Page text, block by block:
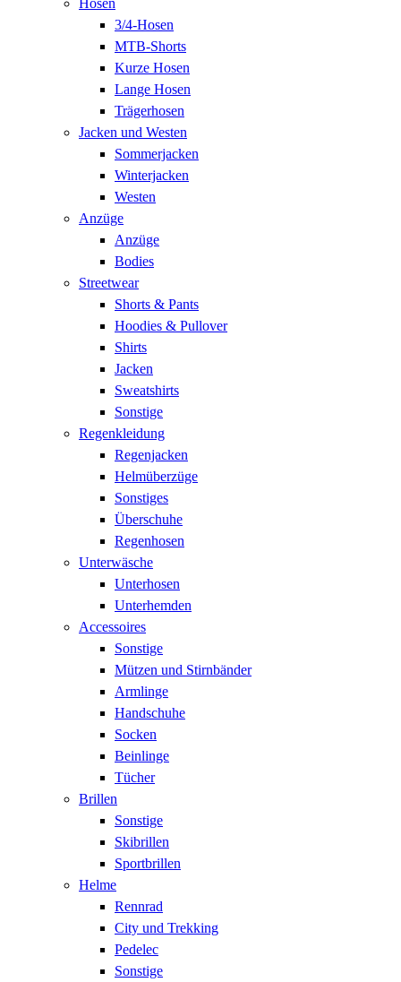
3/4-Hosen
MTB-Shorts
Kurze Hosen
Lange Hosen
Trägerhosen
Jacken und Westen
Sommerjacken
Winterjacken
Westen
Anzüge
Anzüge
Bodies
Streetwear
Shorts & Pants
Hoodies & Pullover
Shirts
Jacken
Sweatshirts
Sonstige
Regenkleidung
Regenjacken
Helmüberzüge
Sonstiges
Überschuhe
Regenhosen
Unterwäsche
Unterhosen
Unterhemden
Accessoires
Sonstige
Mützen und Stirnbänder
Armlinge
Handschuhe
Socken
Beinlinge
Tücher
Brillen
Sonstige
Skibrillen
Sportbrillen
Helme
Rennrad
City und Trekking
Pedelec
Sonstige